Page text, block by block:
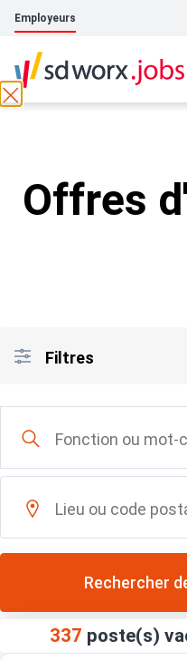
Employeurs
Offres
Filtres
Rechercher
337 poste(s)